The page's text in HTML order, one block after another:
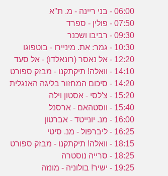
06:00 - בני ריינה - מ. ת''א
07:50 - פולין - ספרד
09:30 - רביבו ושכנר
10:30 - גמר: את. מיניירו - בוטפוגו
12:20 - אל נאסר (רונאלדו) - אל סעד
14:10 - וואלה! תיקתקנו - מבזק ספורט
14:20 - סיכום המחזור בליגה האנגלית
15:20 - צ'לסי - אסטון וילה
15:40 - ווסטהאם - ארסנל
16:00 - מנ. יונייטד - אברטון
16:25 - ליברפול - מנ. סיטי
18:15 - וואלה! תיקתקנו - מבזק ספורט
18:25 - סרייה נוסטרה
19:25 - ישיר! בולוניה - מונזה